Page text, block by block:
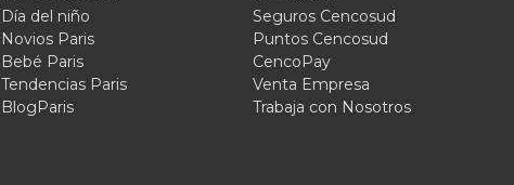
Día del niño
Novios Paris
Bebé Paris
Tendencias Paris
BlogParis
Seguros Cencosud
Puntos Cencosud
CencoPay
Venta Empresa
Trabaja con Nosotros